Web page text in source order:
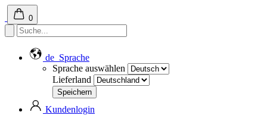
0
de Sprache
Sprache auswählen
Lieferland
Kundenlogin